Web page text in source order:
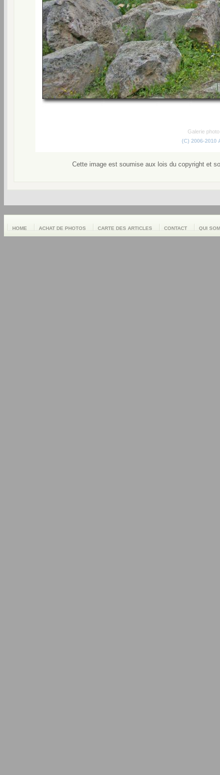
Galerie
(C) 2006-2010
Cette image est soumise aux lois du copyright et
HOME ACHAT DE PHOTOS CARTE DES ARTICLES CONTACT QUI